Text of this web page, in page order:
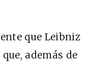
que Leibniz
además de